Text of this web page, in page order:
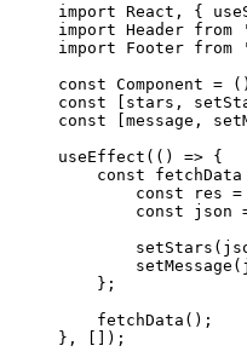
import React, {
import Header from '
import Footer from '
const Component = ()
const [ stars ,
const [message ,
useEffect ( ()
=> {
const fetchData
const
res
const json
setStars (
setMessage (
};
fetchData () ;
},
[]) ;